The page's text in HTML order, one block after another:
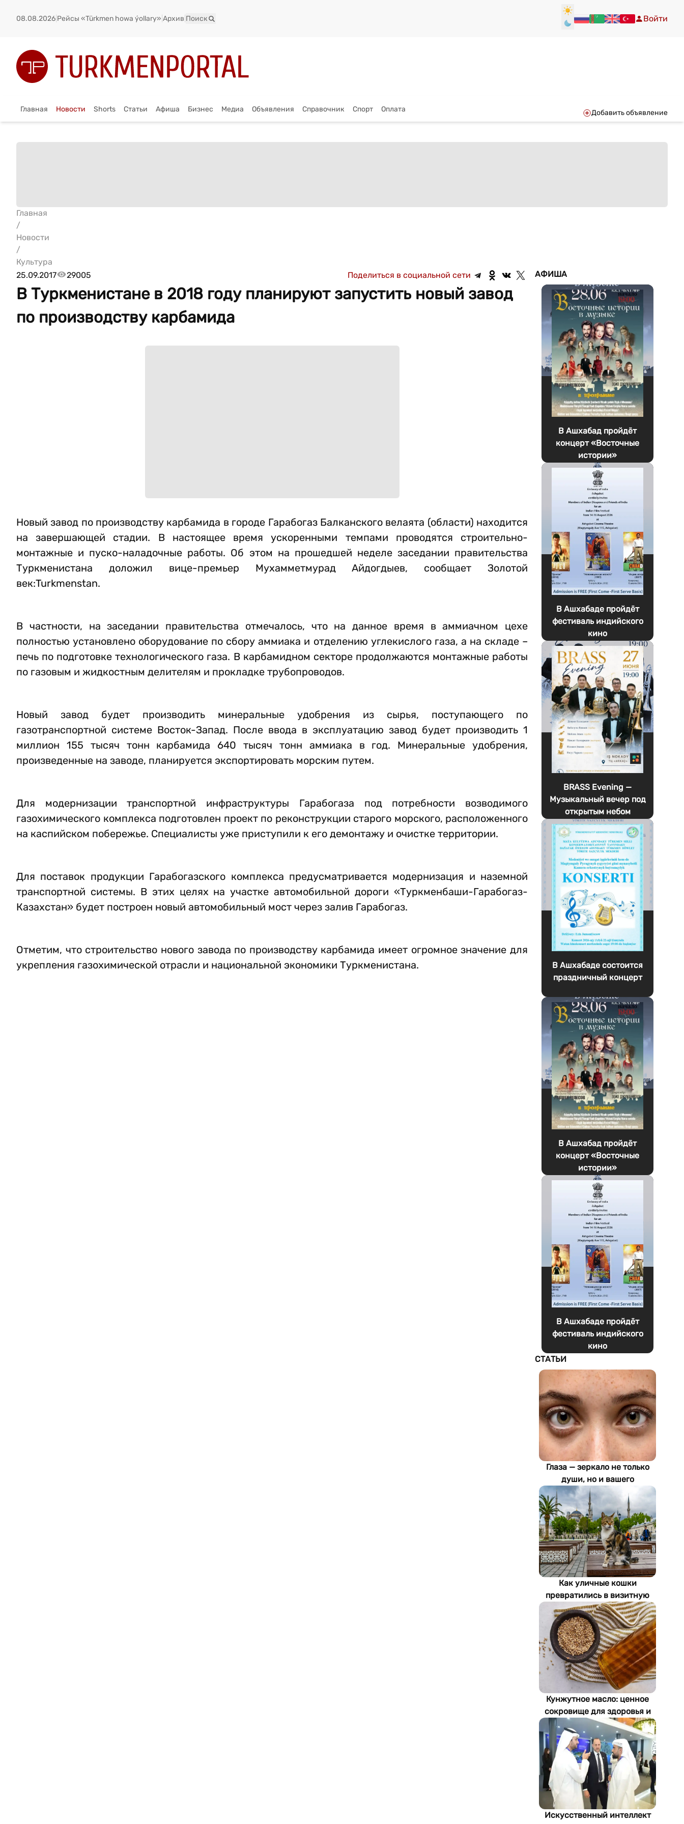
08.08.2026 Рейсы «Türkmen howa ýollary» Архив Поиск Войти
Главная Новости Shorts Статьи Афиша Бизнес Медиа Объявления Справочник Спорт Оплата Добавить объявление
Главная
/
Новости
/
Культура
25.09.2017
29005 Поделиться в социальной сети
В Туркменистане в 2018 году планируют запустить новый завод
по производству карбамида
Новый завод по производству карбамида в городе Гарабогаз Балканского велаята (области) находится
на завершающей стадии. В настоящее время ускоренными темпами проводятся строительно-
монтажные и пуско-наладочные работы. Об этом на прошедшей неделе заседании правительства
Туркменистана доложил вице-премьер Мухамметмурад Айдогдыев, сообщает Золотой
век:Turkmenstan.
В частности, на заседании правительства отмечалось, что на данное время в аммиачном цехе
полностью установлено оборудование по сбору аммиака и отделению углекислого газа, а на складе –
печь по подготовке технологического газа. В карбамидном секторе продолжаются монтажные работы
по газовым и жидкостным делителям и прокладке трубопроводов.
Новый завод будет производить минеральные удобрения из сырья, поступающего по
газотранспортной системе Восток-Запад. После ввода в эксплуатацию завод будет производить 1
миллион 155 тысяч тонн карбамида 640 тысяч тонн аммиака в год. Минеральные удобрения,
произведенные на заводе, планируется экспортировать морским путем.
Для модернизации транспортной инфраструктуры Гарабогаза под потребности возводимого
газохимического комплекса подготовлен проект по реконструкции старого морского, расположенного
на каспийском побережье. Специалисты уже приступили к его демонтажу и очистке территории.
Для поставок продукции Гарабогазского комплекса предусматривается модернизация и наземной
транспортной системы. В этих целях на участке автомобильной дороги «Туркменбаши-Гарабогаз-
Казахстан» будет построен новый автомобильный мост через залив Гарабогаз.
Отметим, что строительство нового завода по производству карбамида имеет огромное значение для
укрепления газохимической отрасли и национальной экономики Туркменистана.
АФИША
В Ашхабад пройдёт
концерт «Восточные
истории»
В Ашхабаде пройдёт
фестиваль индийского
кино
BRASS Evening —
Музыкальный вечер под
открытым небом
В Ашхабаде состоится
праздничный концерт
В Ашхабад пройдёт
концерт «Восточные
истории»
В Ашхабаде пройдёт
фестиваль индийского
кино
СТАТЬИ
Глаза — зеркало не только
души, но и вашего
здоровья: как ИИ находит
болезни по фотографии
Как уличные кошки
превратились в визитную
карточку Стамбула
Кунжутное масло: ценное
сокровище для здоровья и
экономики Туркменистана
Искусственный интеллект